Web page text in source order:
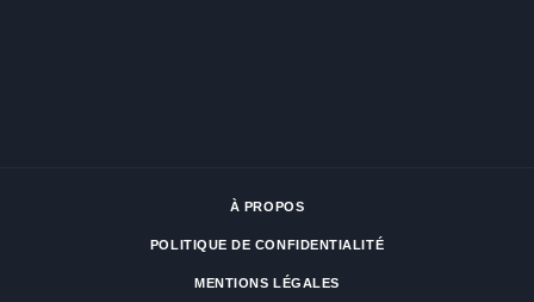
À PROPOS
POLITIQUE DE CONFIDENTIALITÉ
MENTIONS LÉGALES